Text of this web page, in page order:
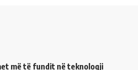
më të fundit në teknologji